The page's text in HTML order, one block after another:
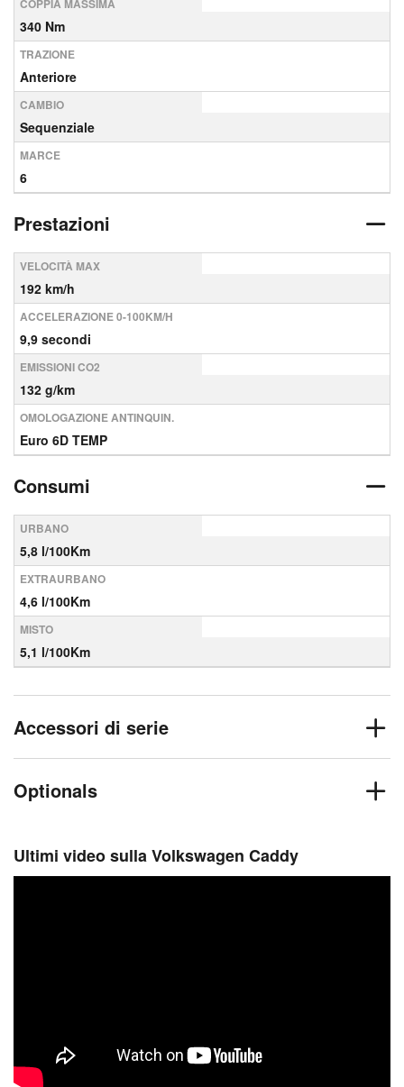
COPPIA MASSIMA
340 Nm
TRAZIONE
Anteriore
CAMBIO
Sequenziale
MARCE
6
Prestazioni
VELOCITÀ MAX
192 km/h
ACCELERAZIONE 0-100KM/H
9,9 secondi
EMISSIONI CO2
132 g/km
OMOLOGAZIONE ANTINQUIN.
Euro 6D TEMP
Consumi
URBANO
5,8 l/100Km
EXTRAURBANO
4,6 l/100Km
MISTO
5,1 l/100Km
Accessori di serie
Optionals
Ultimi video sulla Volkswagen Caddy